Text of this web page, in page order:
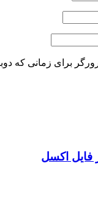
برای زمانی که
فایل اکسل